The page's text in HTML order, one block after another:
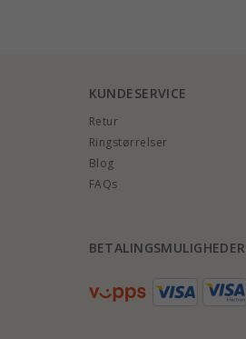
KUNDESERVICE
Retur
Ringstørrelser
Blog
FAQs
BETALINGSMULIGHEDER